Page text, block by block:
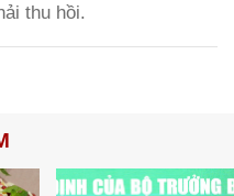
thu hồi.